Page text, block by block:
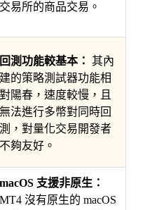
交易所的商品交易。
回測功能較基本： 其內
建的策略測試器功能相
對陽春，速度較慢，且
無法進行多幣對同時回
測，對量化交易開發者
不夠友好。
macOS 支援非原生：
MT4 沒有原生的 macOS